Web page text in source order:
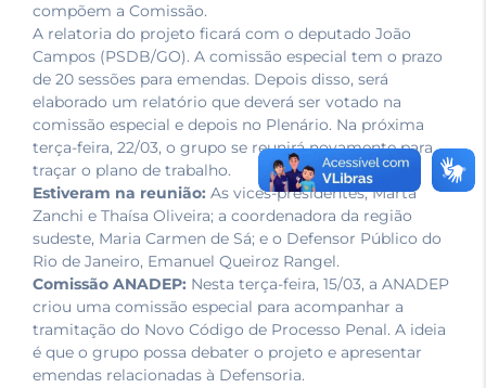
compõem a Comissão.
A relatoria do projeto ficará com o deputado João
Campos (PSDB/GO). A comissão especial tem o prazo
de 20 sessões para emendas. Depois disso, será
elaborado um relatório que deverá ser votado na
comissão especial e depois no Plenário. Na próxima
terça-feira, 22/03, o grupo se reunirá novamente para
traçar o plano de trabalho.
Estiveram na reunião: As vices-presidentes, Marta
Zanchi e Thaísa Oliveira; a coordenadora da região
sudeste, Maria Carmen de Sá; e o Defensor Público do
Rio de Janeiro, Emanuel Queiroz Rangel.
Comissão ANADEP: Nesta terça-feira, 15/03, a ANADEP
criou uma comissão especial para acompanhar a
tramitação do Novo Código de Processo Penal. A ideia
é que o grupo possa debater o projeto e apresentar
emendas relacionadas à Defensoria.